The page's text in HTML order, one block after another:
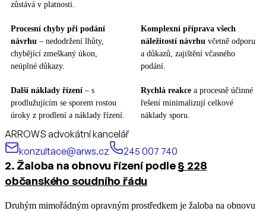
zůstává v platnosti.
Procesní chyby při podání
návrhu – nedodržení lhůty,
chybějící zmeškaný úkon,
neúplné důkazy.
Komplexní příprava všech
náležitostí návrhu včetně odporu
a důkazů, zajištění včasného
podání.
Další náklady řízení – s
prodlužujícím se sporem rostou
úroky z prodlení a náklady řízení.
Rychlá reakce a procesně účinné
řešení minimalizují celkové
náklady sporu.
ARROWS advokátní kancelář
konzultace@arws.cz
245 007 740
2. Žaloba na obnovu řízení podle§ 228
občanského soudního řádu
Druhým mimořádným opravným prostředkem je žaloba na obnovu